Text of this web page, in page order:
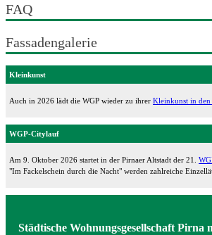
FAQ
Fassadengalerie
Kleinkunst
Auch in 2026 lädt die WGP wieder zu ihrer Kleinkunst in den
WGP-Citylauf
Am 9. Oktober 2026 startet in der Pirnaer Altstadt der 21.
"Im Fackelschein durch die Nacht" werden zahlreiche
Städtische Wohnungsgesellschaft Pirna